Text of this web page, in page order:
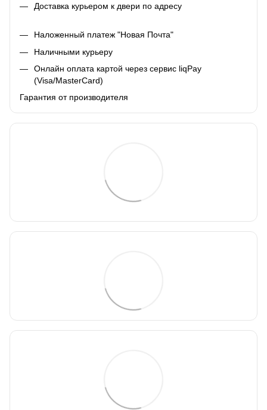
Доставка курьером к двери по адресу
Наложенный платеж "Новая Почта"
Наличными курьеру
Онлайн оплата картой через сервис liqPay
(Visa/MasterCard)
Гарантия от производителя